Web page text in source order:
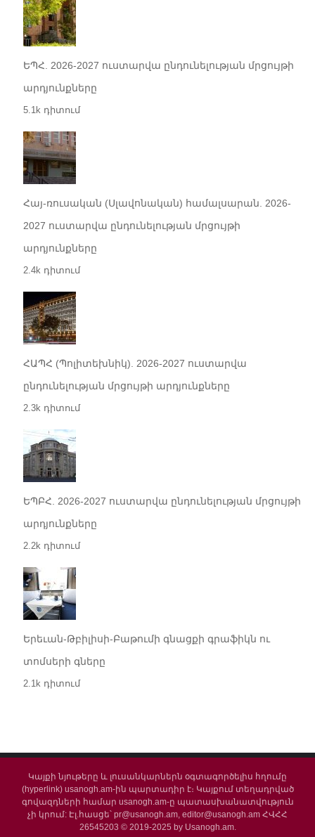
ԵՊՀ. 2026-2027 ուստարվա ընդունելության մրցույթի
արդյունքները
5.1k դիտում
Հայ-ռուսական (Սլավոնական) համալսարան. 2026-
2027 ուստարվա ընդունելության մրցույթի
արդյունքները
2.4k դիտում
ՀԱՊՀ (Պոլիտեխնիկ). 2026-2027 ուստարվա
ընդունելության մրցույթի արդյունքները
2.3k դիտում
ԵՊԲՀ. 2026-2027 ուստարվա ընդունելության մրցույթի
արդյունքները
2.2k դիտում
Երեւան-Թբիլիսի-Բաթումի գնացքի գրաֆիկն ու
տոմսերի գները
2.1k դիտում
Կայքի նյութերը և լուսանկարներն օգտագործելիս հղումը
(hyperlink) usanogh.am-ին պարտադիր է։ Կայքում տեղադրված
գովազդների համար usanogh.am-ը պատասխանատվություն
չի կրում: Էլ.հասցե՝ pr@usanogh.am, editor@usanogh.am ՀՎՀՀ
26545203 © 2019-2025 by Usanogh.am.